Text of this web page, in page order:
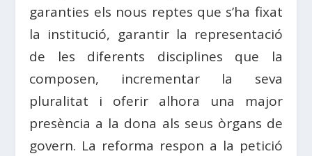
garanties els nous reptes que s’ha fixat
la institució, garantir la representació
de les diferents disciplines que la
composen, incrementar la seva
pluralitat i oferir alhora una major
presència a la dona als seus òrgans de
govern. La reforma respon a la petició